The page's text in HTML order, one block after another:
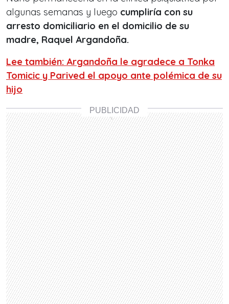
algunas semanas y luego cumpliría con su
arresto domiciliario en el domicilio de su
madre, Raquel Argandoña.
Lee también: Argandoña le agradece a Tonka
Tomicic y Parived el apoyo ante polémica de su
hijo